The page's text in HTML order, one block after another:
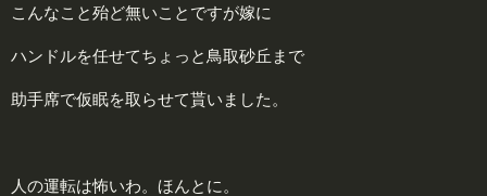
こんなこと殆ど無いことですが嫁に
ハンドルを任せてちょっと鳥取砂丘まで
助手席で仮眠を取らせて貰いました。
人の運転は怖いわ。ほんとに。